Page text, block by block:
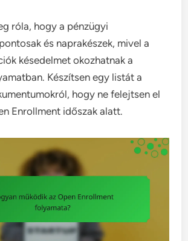
róla, hogy a pénzügyi
és naprakészek, mivel a
késedelmet okozhatnak a
Készítsen egy listát a
hogy ne felejtsen el
Enrollment időszak alatt.